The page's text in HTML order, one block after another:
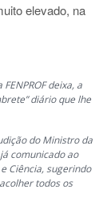
elevado, na
deixa, a
diário que lhe
do Ministro da
comunicado ao
Ciência, sugerindo
todos os